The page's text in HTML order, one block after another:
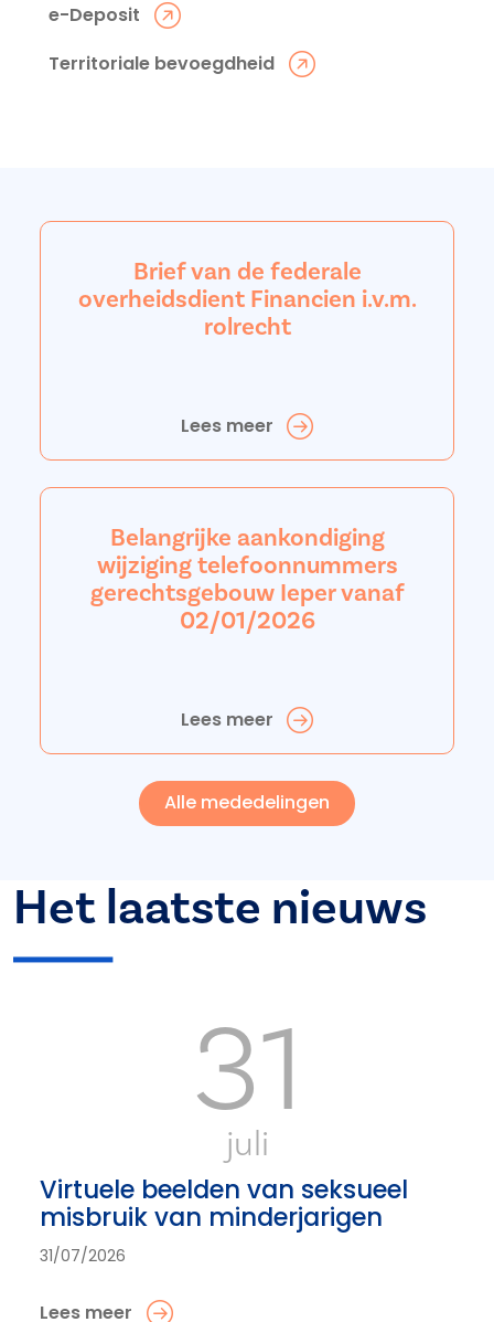
e-Deposit
Territoriale bevoegdheid
Brief van de federale
overheidsdient Financien i.v.m.
rolrecht
Lees meer
Belangrijke aankondiging
wijziging telefoonnummers
gerechtsgebouw Ieper vanaf
02/01/2026
Lees meer
Alle mededelingen
Het laatste nieuws
31
juli
Virtuele beelden van seksueel
misbruik van minderjarigen
31/07/2026
Lees meer